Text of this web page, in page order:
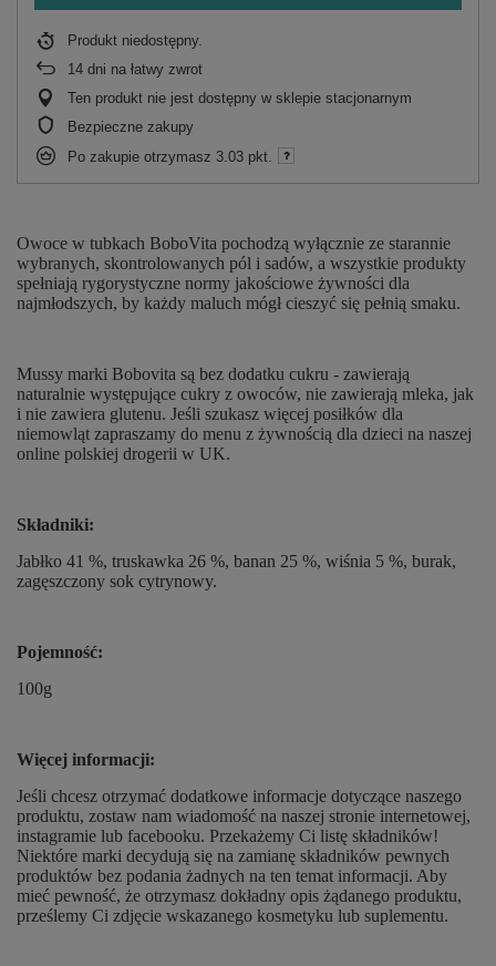
Produkt niedostępny
14 dni na łatwy zwrot
Ten produkt nie jest dostępny w sklepie stacjonarnym
Bezpieczne zakupy
Po zakupie otrzymasz 3.03 pkt.
Owoce w tubkach BoboVita pochodzą wyłącznie ze starannie
wybranych, skontrolowanych pól i sadów, a wszystkie produkty
spełniają rygorystyczne normy jakościowe żywności dla
najmłodszych, by każdy maluch mógł cieszyć się pełnią smaku.
Mussy marki Bobovita są bez dodatku cukru - zawierają
naturalnie występujące cukry z owoców, nie zawierają mleka, jak
i nie zawiera glutenu. Jeśli szukasz więcej posiłków dla
niemowląt zapraszamy do menu z żywnością dla dzieci na naszej
online polskiej drogerii w UK.
Składniki:
Jabłko 41 %, truskawka 26 %, banan 25 %, wiśnia 5 %, burak,
zagęszczony sok cytrynowy.
Pojemność:
100g
Więcej informacji:
Jeśli chcesz otrzymać dodatkowe informacje dotyczące naszego
produktu, zostaw nam wiadomość na naszej stronie internetowej,
instagramie lub facebooku. Przekażemy Ci listę składników!
Niektóre marki decydują się na zamianę składników pewnych
produktów bez podania żadnych na ten temat informacji. Aby
mieć pewność, że otrzymasz dokładny opis żądanego produktu,
prześlemy Ci zdjęcie wskazanego kosmetyku lub suplementu.